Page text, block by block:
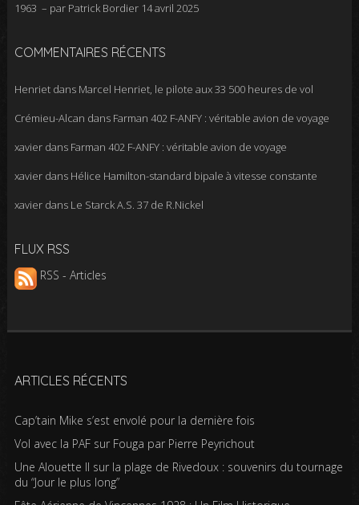
1963 – par Patrick Bordier 14 avril 2025
COMMENTAIRES RÉCENTS
Henrietdans Marcel Henriet, le pilote aux 33 500 heures de vol
Crémieu-Alcan dans Farman 402 F-ANFY : véritable avion de voyage
xavierdans Farman 402 F-ANFY : véritable avion de voyage
xavierdans Hélice Hamilton-standard bipale à vitesse constante
xavierdans Le Starck A.S. 37 de R.Nickel
FLUX RSS
RSS - Articles
ARTICLES RÉCENTS
Cap’tain Mike s’est envolé pour la dernière fois
Vol avec la PAF sur Fouga par Pierre Peyrichout
Une Alouette II sur la plage de Rivedoux : souvenirs du tournage
du “Jour le plus long”